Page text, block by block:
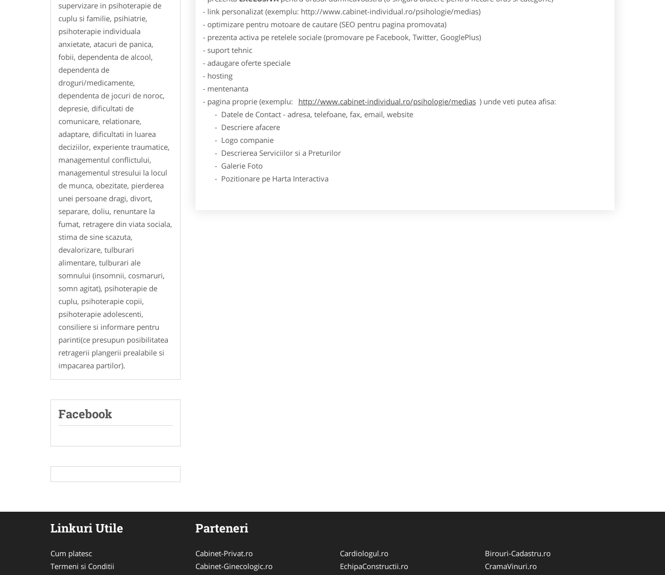
supervizare in psihoterapie de
cuplu si familie, psihiatrie,
psihoterapie individuala
anxietate, atacuri de panica,
fobii, dependenta de alcool,
dependenta de
droguri/medicamente,
dependenta de jocuri de noroc,
depresie, dificultati de
comunicare, relationare,
adaptare, dificultati in luarea
deciziilor, experiente traumatice,
managementul conflictului,
managementul stresului la locul
de munca, obezitate, pierderea
unei persoane dragi, divort,
separare, doliu, renuntare la
fumat, retragere din viata sociala,
stima de sine scazuta,
devalorizare, tulburari
alimentare, tulburari ale
somnului (insomnii, cosmaruri,
somn agitat), psihoterapie de
cuplu, psihoterapie copii,
psihoterapie adolescenti,
consiliere si informare pentru
parinti(ce presupun posibilitatea
retragerii plangerii prealabile si
impacarea partilor).
Facebook
- link personalizat (exemplu: http://www.cabinet-individual.ro/psihologie/medias)
- optimizare pentru motoare de cautare (SEO pentru pagina promovata)
- prezenta activa pe retelele sociale (promovare pe Facebook, Twitter, GooglePlus)
- suport tehnic
- adaugare oferte speciale
- hosting
- mentenanta
- pagina proprie (exemplu:
http://www.cabinet-individual.ro/psihologie/medias ) unde veti putea afisa:
- Datele de Contact - adresa, telefoane, fax, email, website
- Descriere afacere
- Logo companie
- Descrierea Serviciilor si a Preturilor
- Galerie Foto
- Pozitionare pe Harta Interactiva
Linkuri Utile
Cum platesc
Termeni si Conditii
Parteneri
Cabinet-Privat.ro
Cabinet-Ginecologic.ro
Cardiologul.ro
EchipaConstructii.ro
Birouri-Cadastru.ro
CramaVinuri.ro